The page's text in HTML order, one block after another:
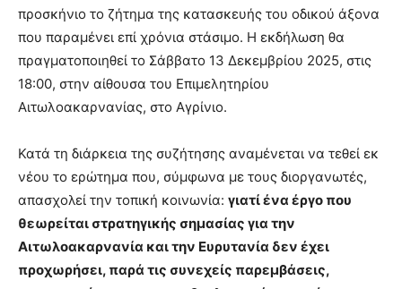
προσκήνιο το ζήτημα της κατασκευής του οδικού άξονα
που παραμένει επί χρόνια στάσιμο. Η εκδήλωση θα
πραγματοποιηθεί το Σάββατο 13 Δεκεμβρίου 2025, στις
18:00, στην αίθουσα του Επιμελητηρίου
Αιτωλοακαρνανίας, στο Αγρίνιο.
Κατά τη διάρκεια της συζήτησης αναμένεται να τεθεί εκ
νέου το ερώτημα που, σύμφωνα με τους διοργανωτές,
απασχολεί την τοπική κοινωνία: γιατί ένα έργο που
θεωρείται στρατηγικής σημασίας για την
Αιτωλοακαρνανία και την Ευρυτανία δεν έχει
προχωρήσει, παρά τις συνεχείς παρεμβάσεις,